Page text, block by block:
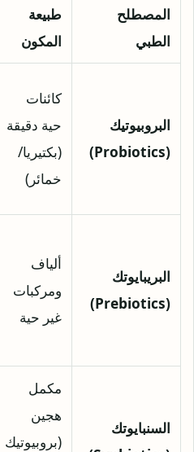
المصطلح
الطبي
طبيعة
المكون
البروبيوتيك
كائنات
حية دقيقة
(بكتيريا/
خمائر)
البريبايوتك
ألياف
ومركبات
غير حية
السنبايوتك
مكمل
هجين
(بروبيوتيك